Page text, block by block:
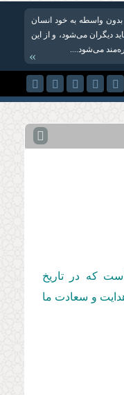
بدون واسطه به خود انسان
دیگران می‌شود، و از این
می‌شود....
»
كه در تاریخ
راه هدایت و سعادت ما